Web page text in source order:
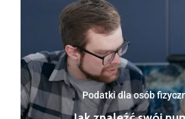
Podatki dla osób